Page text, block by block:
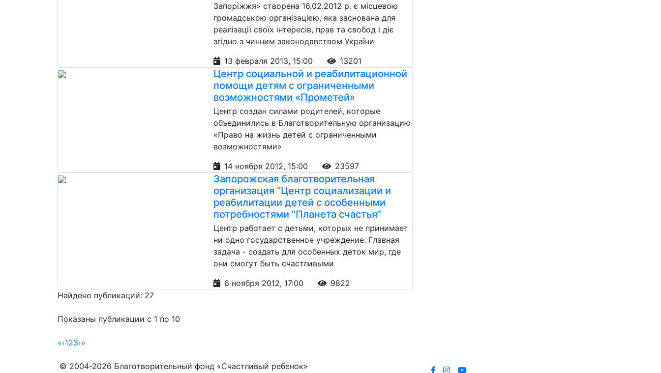
Запоріжжя» створена 16.02.2012 р. є місцевою
громадською організацією, яка заснована для
реалізації своїх інтересів, прав та свобод і діє
згідно з чинним законодавством України
13 февраля 2013, 15:00
13201
Центр социальной и реабилитационной
помощи детям с ограниченными
возможностями «Прометей»
Центр создан силами родителей, которые
объединились в Благотворительную организацию
«Право на жизнь детей с ограниченными
возможностями»
14 ноября 2012, 15:00
23597
Запорожская благотворительная
организация “Центр социализации и
реабилитации детей с особенными
потребностями “Планета счастья”
Центр работает с детьми, которых не принимает
ни одно государственное учреждение. Главная
задача - создать для особенных деток мир, где
они смогут быть счастливыми
6 ноября 2012, 17:00
9822
Найдено публикаций: 27
Показаны публикации с 1 по 10
«‹123›»
© 2004-2026 Благотворительный фонд «Счастливый ребенок»